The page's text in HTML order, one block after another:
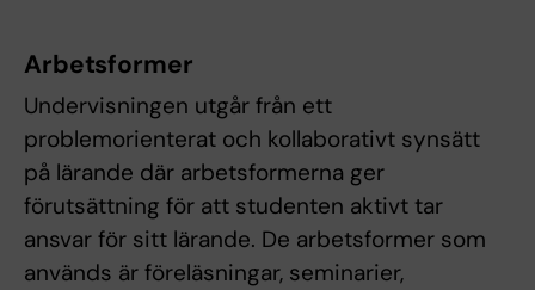
Arbetsformer
Undervisningen utgår från ett
problemorienterat och kollaborativt synsätt
på lärande där arbetsformerna ger
förutsättning för att studenten aktivt tar
ansvar för sitt lärande. De arbetsformer som
används är föreläsningar, seminarier,